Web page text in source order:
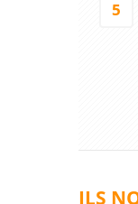
5
ILS